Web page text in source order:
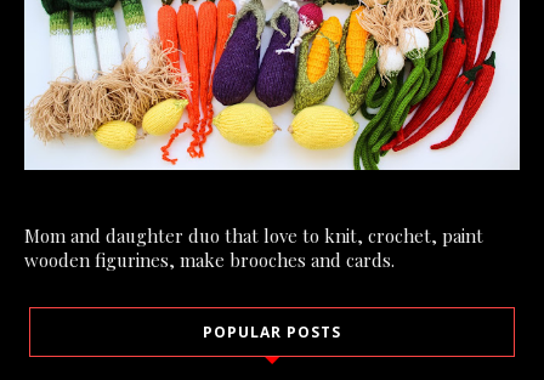
Mom and daughter duo that love to knit, crochet, paint
wooden figurines, make brooches and cards.
POPULAR POSTS